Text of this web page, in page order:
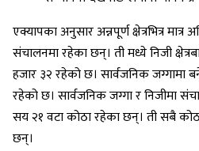
एक्यापका अनुसार अन्नपूर्ण क्षेत्रभित्र
संचालनमा रहेका छन्। ती मध्ये निजी
हजार ३२ रहेको छ। सार्वजनिक जग्गामा
रहेको छ। सार्वजनिक जग्गा र निजीमा
सय २१ वटा कोठा रहेका छन्। ती सबै
छन्।